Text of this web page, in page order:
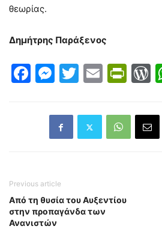
θεωρίας.
Δημήτρης Παράξενος
Facebook
Messenger
Twitter
Email
Previous article
Από τη θυσία του Αυξεντίου
στην προπαγάνδα των
Ανανιστών